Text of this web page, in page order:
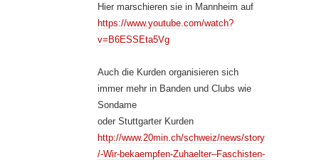
Hier marschieren sie in Mannheim auf
https://www.youtube.com/watch?
v=B6ESSEta5Vg
Auch die Kurden organisieren sich
immer mehr in Banden und Clubs wie
Sondame
oder Stuttgarter Kurden
http://www.20min.ch/schweiz/news/story
/-Wir-bekaempfen-Zuhaelter–Faschisten-